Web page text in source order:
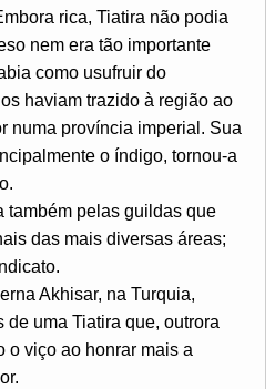
rica, Tiatira não podia
nem era tão importante
como usufruir do
haviam trazido à região ao
numa província imperial. Sua
o índigo, tornou-a
também pelas guildas que
das mais diversas áreas;
Akhisar, na Turquia,
de uma Tiatira que, outrora
o viço ao honrar mais a